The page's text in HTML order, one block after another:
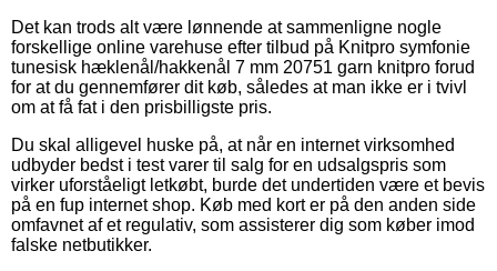
Det kan trods alt være lønnende at sammenligne nogle
forskellige online varehuse efter tilbud på Knitpro symfonie
tunesisk hæklenål/hakkenål 7 mm 20751 garn knitpro forud
for at du gennemfører dit køb, således at man ikke er i tvivl
om at få fat i den prisbilligste pris.
Du skal alligevel huske på, at når en internet virksomhed
udbyder bedst i test varer til salg for en udsalgspris som
virker uforståeligt letkøbt, burde det undertiden være et bevis
på en fup internet shop. Køb med kort er på den anden side
omfavnet af et regulativ, som assisterer dig som køber imod
falske netbutikker.